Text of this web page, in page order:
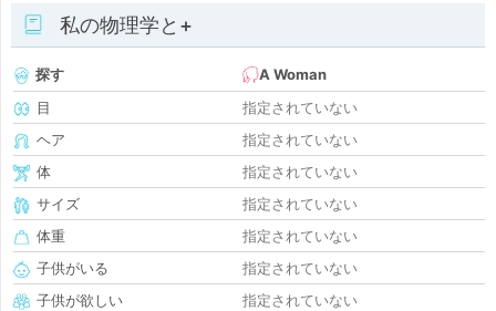
私の物理学と+
探す
A Woman
目
指定されていない
ヘア
指定されていない
体
指定されていない
サイズ
指定されていない
体重
指定されていない
子供がいる
指定されていない
子供が欲しい
指定されていない